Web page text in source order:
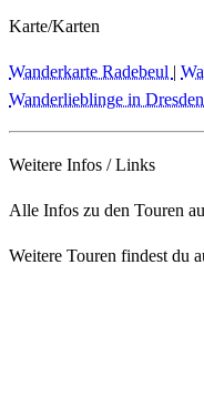
Karte/Karten
Wanderkarte Radebeul |
Wanderlieblinge in
Weitere Infos / Links
Alle Infos zu den Touren
Weitere Touren findest du